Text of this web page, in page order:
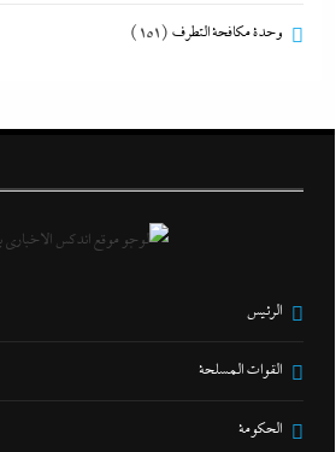
وحدة مكافحة التطرف (151)
الرئيس
القوات المسلحة
الحكومة